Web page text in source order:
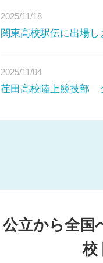
その
皆さまの
私たちについ
神奈川県立荏田高等
開校当初から県立高校
2025/11/18
関東高校駅伝に出場し
2025/11/04
荏田高校陸上競技部
公立から全国
校